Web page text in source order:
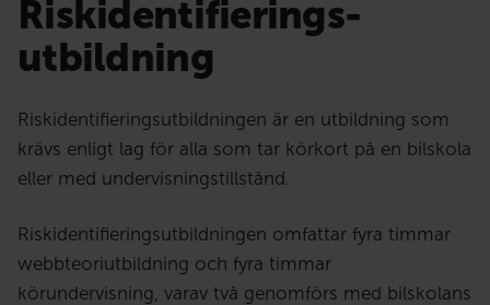
Riskidentifierings­
utbildning
Riskidentifieringsutbildningen är en utbildning som
krävs enligt lag för alla som tar körkort på en bilskola
eller med undervisningstillstånd.
Riskidentifieringsutbildningen omfattar fyra timmar
webbteoriutbildning och fyra timmar
körundervisning, varav två genomförs med bilskolans